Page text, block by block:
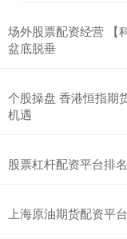
场外股票配资经营 【
盆底脱垂
个股操盘 香港恒指期
机遇
股票杠杆配资平台排
上海原油期货配资平